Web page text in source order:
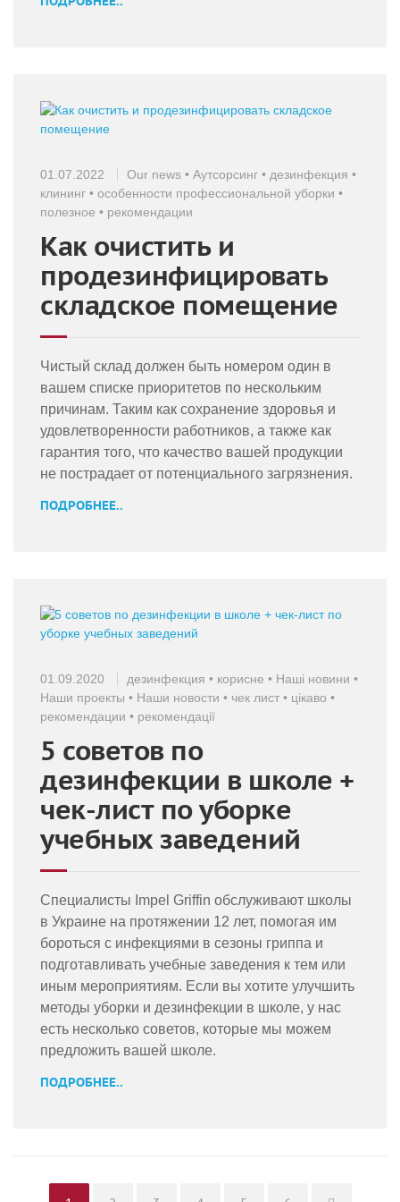
01.07.2022 Our news • Аутсорсинг • дезинфекция •
клининг • особенности профессиональной уборки •
полезное • рекомендации
Как очистить и
продезинфицировать
складское помещение
Чистый склад должен быть номером один в
вашем списке приоритетов по нескольким
причинам. Таким как сохранение здоровья и
удовлетворенности работников, а также как
гарантия того, что качество вашей продукции
не пострадает от потенциального загрязнения.
ПОДРОБНЕЕ..
01.09.2020 дезинфекция • корисне • Наші новини •
Наши проекты • Наши новости • чек лист • цікаво •
рекомендации • рекомендації
5 советов по
дезинфекции в школе +
чек-лист по уборке
учебных заведений
Специалисты Impel Griffin обслуживают школы
в Украине на протяжении 12 лет, помогая им
бороться с инфекциями в сезоны гриппа и
подготавливать учебные заведения к тем или
иным мероприятиям. Если вы хотите улучшить
методы уборки и дезинфекции в школе, у нас
есть несколько советов, которые мы можем
предложить вашей школе.
ПОДРОБНЕЕ..